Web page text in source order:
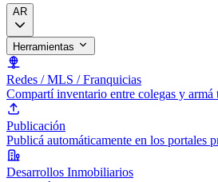
AR
Herramientas
Redes / MLS / Franquicias
Compartí inventario entre colegas y
Publicación
Publicá automáticamente en los portales
Desarrollos Inmobiliarios